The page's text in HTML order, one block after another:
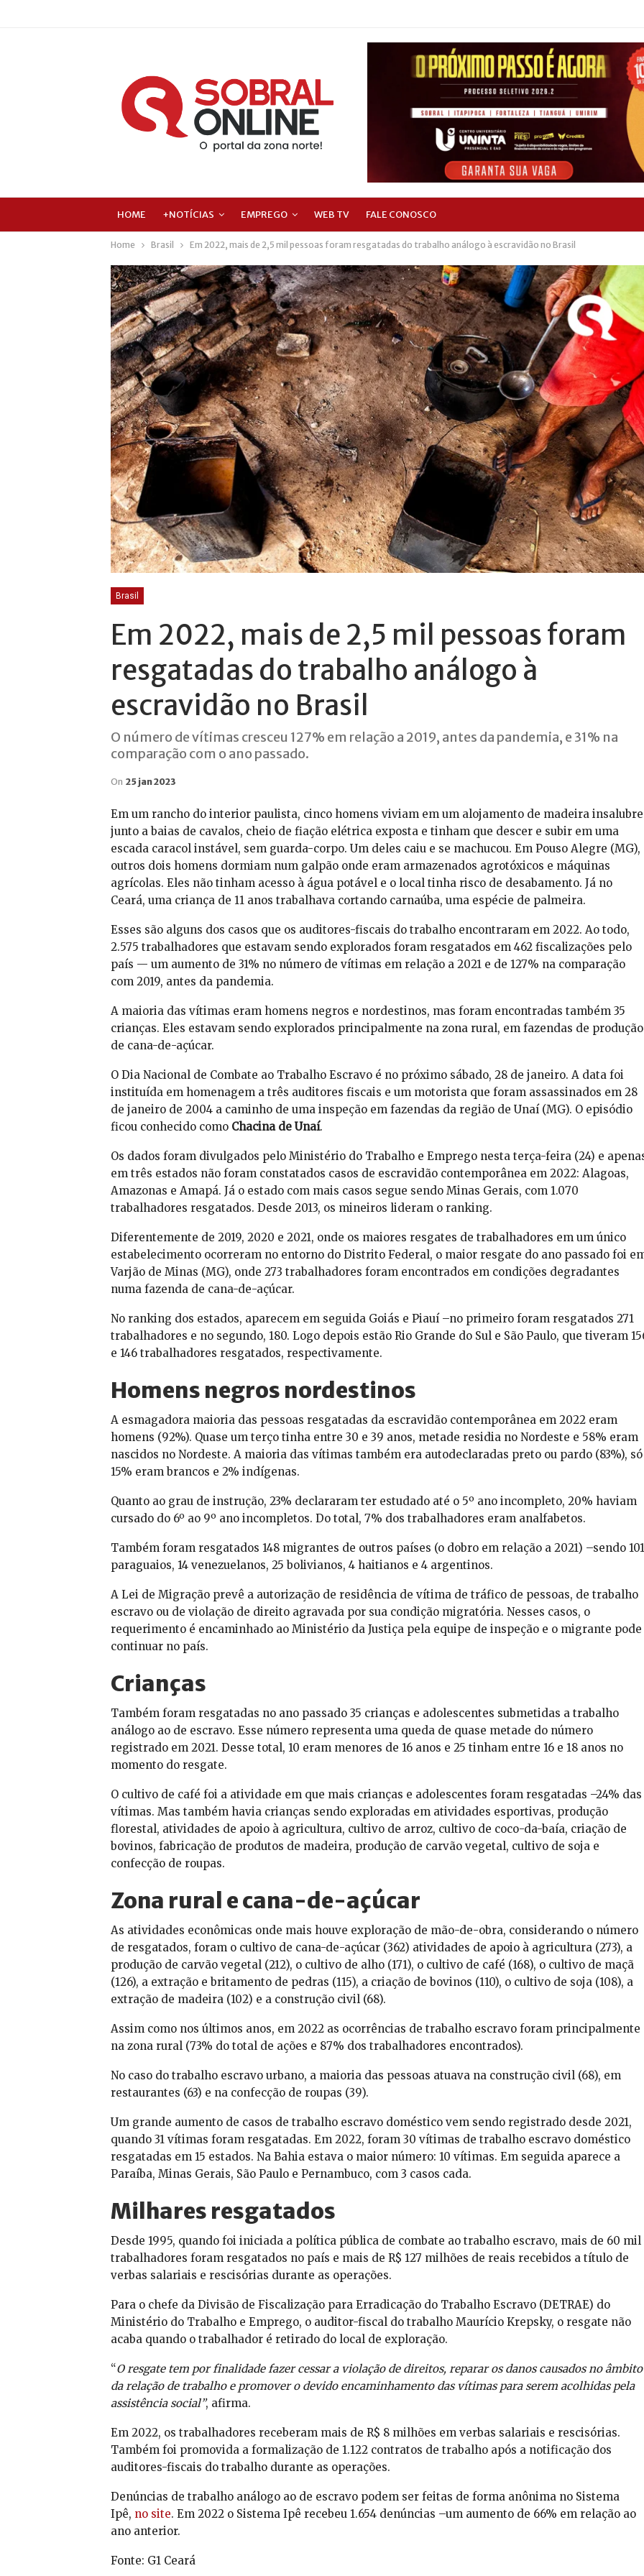
HOME +NOTÍCIAS EMPREGO WEB TV FALE CONOSCO
Home Brasil Em 2022, mais de 2,5 mil pessoas foram resgatadas do trabalho análogo à escravidão no Brasil
Brasil
Em 2022, mais de 2,5 mil pessoas foram
resgatadas do trabalho análogo à
escravidão no Brasil
O número de vítimas cresceu 127% em relação a 2019, antes da pandemia, e 31% na
comparação com o ano passado.
On 25 jan 2023
Em um rancho do interior paulista, cinco homens viviam em um alojamento de madeira insalubre
junto a baias de cavalos, cheio de fiação elétrica exposta e tinham que descer e subir em uma
escada caracol instável, sem guarda-corpo. Um deles caiu e se machucou. Em Pouso Alegre (MG),
outros dois homens dormiam num galpão onde eram armazenados agrotóxicos e máquinas
agrícolas. Eles não tinham acesso à água potável e o local tinha risco de desabamento. Já no
Ceará, uma criança de 11 anos trabalhava cortando carnaúba, uma espécie de palmeira.
Esses são alguns dos casos que os auditores-fiscais do trabalho encontraram em 2022. Ao todo,
2.575 trabalhadores que estavam sendo explorados foram resgatados em 462 fiscalizações pelo
país — um aumento de 31% no número de vítimas em relação a 2021 e de 127% na comparação
com 2019, antes da pandemia.
A maioria das vítimas eram homens negros e nordestinos, mas foram encontradas também 35
crianças. Eles estavam sendo explorados principalmente na zona rural, em fazendas de produção
de cana-de-açúcar.
O Dia Nacional de Combate ao Trabalho Escravo é no próximo sábado, 28 de janeiro. A data foi
instituída em homenagem a três auditores fiscais e um motorista que foram assassinados em 28
de janeiro de 2004 a caminho de uma inspeção em fazendas da região de Unaí (MG). O episódio
ficou conhecido como Chacina de Unaí.
Os dados foram divulgados pelo Ministério do Trabalho e Emprego nesta terça-feira (24) e
em três estados não foram constatados casos de escravidão contemporânea em 2022: Alagoas,
Amazonas e Amapá. Já o estado com mais casos segue sendo Minas Gerais, com 1.070
trabalhadores resgatados. Desde 2013, os mineiros lideram o ranking.
Diferentemente de 2019, 2020 e 2021, onde os maiores resgates de trabalhadores em um único
estabelecimento ocorreram no entorno do Distrito Federal, o maior resgate do ano passado foi
Varjão de Minas (MG), onde 273 trabalhadores foram encontrados em condições degradantes
numa fazenda de cana-de-açúcar.
No ranking dos estados, aparecem em seguida Goiás e Piauí –no primeiro foram resgatados 271
trabalhadores e no segundo, 180. Logo depois estão Rio Grande do Sul e São Paulo, que tiveram
e 146 trabalhadores resgatados, respectivamente.
Homens negros nordestinos
A esmagadora maioria das pessoas resgatadas da escravidão contemporânea em 2022 eram
homens (92%). Quase um terço tinha entre 30 e 39 anos, metade residia no Nordeste e 58% eram
nascidos no Nordeste. A maioria das vítimas também era autodeclaradas preto ou pardo (83%), só
15% eram brancos e 2% indígenas.
Quanto ao grau de instrução, 23% declararam ter estudado até o 5º ano incompleto, 20% haviam
cursado do 6º ao 9º ano incompletos. Do total, 7% dos trabalhadores eram analfabetos.
Também foram resgatados 148 migrantes de outros países (o dobro em relação a 2021) –sendo 101
paraguaios, 14 venezuelanos, 25 bolivianos, 4 haitianos e 4 argentinos.
A Lei de Migração prevê a autorização de residência de vítima de tráfico de pessoas, de trabalho
escravo ou de violação de direito agravada por sua condição migratória. Nesses casos, o
requerimento é encaminhado ao Ministério da Justiça pela equipe de inspeção e o migrante pode
continuar no país.
Crianças
Também foram resgatadas no ano passado 35 crianças e adolescentes submetidas a trabalho
análogo ao de escravo. Esse número representa uma queda de quase metade do número
registrado em 2021. Desse total, 10 eram menores de 16 anos e 25 tinham entre 16 e 18 anos no
momento do resgate.
O cultivo de café foi a atividade em que mais crianças e adolescentes foram resgatadas –24% das
vítimas. Mas também havia crianças sendo exploradas em atividades esportivas, produção
florestal, atividades de apoio à agricultura, cultivo de arroz, cultivo de coco-da-baía, criação de
bovinos, fabricação de produtos de madeira, produção de carvão vegetal, cultivo de soja e
confecção de roupas.
Zona rural e cana-de-açúcar
As atividades econômicas onde mais houve exploração de mão-de-obra, considerando o número
de resgatados, foram o cultivo de cana-de-açúcar (362) atividades de apoio à agricultura (273), a
produção de carvão vegetal (212), o cultivo de alho (171), o cultivo de café (168), o cultivo de maçã
(126), a extração e britamento de pedras (115), a criação de bovinos (110), o cultivo de soja (108), a
extração de madeira (102) e a construção civil (68).
Assim como nos últimos anos, em 2022 as ocorrências de trabalho escravo foram principalmente
na zona rural (73% do total de ações e 87% dos trabalhadores encontrados).
No caso do trabalho escravo urbano, a maioria das pessoas atuava na construção civil (68), em
restaurantes (63) e na confecção de roupas (39).
Um grande aumento de casos de trabalho escravo doméstico vem sendo registrado desde 2021,
quando 31 vítimas foram resgatadas. Em 2022, foram 30 vítimas de trabalho escravo doméstico
resgatadas em 15 estados. Na Bahia estava o maior número: 10 vítimas. Em seguida aparece a
Paraíba, Minas Gerais, São Paulo e Pernambuco, com 3 casos cada.
Milhares resgatados
Desde 1995, quando foi iniciada a política pública de combate ao trabalho escravo, mais de 60 mil
trabalhadores foram resgatados no país e mais de R$ 127 milhões de reais recebidos a título de
verbas salariais e rescisórias durante as operações.
Para o chefe da Divisão de Fiscalização para Erradicação do Trabalho Escravo (DETRAE) do
Ministério do Trabalho e Emprego, o auditor-fiscal do trabalho Maurício Krepsky, o resgate não
acaba quando o trabalhador é retirado do local de exploração.
“O resgate tem por finalidade fazer cessar a violação de direitos, reparar os danos causados no âmbito
da relação de trabalho e promover o devido encaminhamento das vítimas para serem acolhidas pela
assistência social”, afirma.
Em 2022, os trabalhadores receberam mais de R$ 8 milhões em verbas salariais e rescisórias.
Também foi promovida a formalização de 1.122 contratos de trabalho após a notificação dos
auditores-fiscais do trabalho durante as operações.
Denúncias de trabalho análogo ao de escravo podem ser feitas de forma anônima no Sistema
Ipê, no site. Em 2022 o Sistema Ipê recebeu 1.654 denúncias –um aumento de 66% em relação ao
ano anterior.
Fonte: G1 Ceará